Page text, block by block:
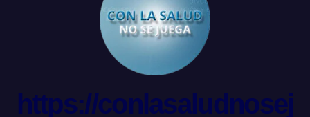
https://conlasaludnosej